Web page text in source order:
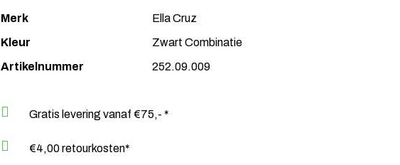
Merk
Ella Cruz
Kleur
Zwart Combinatie
Artikelnummer
252.09.009
Gratis levering vanaf €75,- *
€4,00 retourkosten*